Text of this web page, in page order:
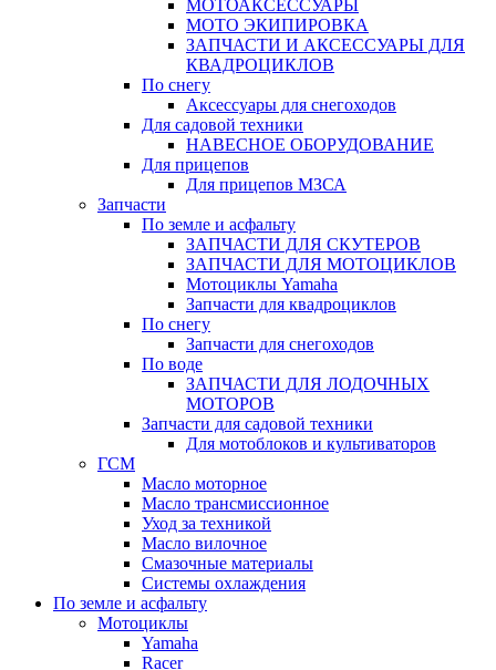
МОТОАКСЕССУАРЫ
МОТО ЭКИПИРОВКА
ЗАПЧАСТИ И АКСЕССУАРЫ ДЛЯ
КВАДРОЦИКЛОВ
По снегу
Аксессуары для снегоходов
Для садовой техники
НАВЕСНОЕ ОБОРУДОВАНИЕ
Для прицепов
Для прицепов МЗСА
Запчасти
По земле и асфальту
ЗАПЧАСТИ ДЛЯ СКУТЕРОВ
ЗАПЧАСТИ ДЛЯ МОТОЦИКЛОВ
Мотоциклы Yamaha
Запчасти для квадроциклов
По снегу
Запчасти для снегоходов
По воде
ЗАПЧАСТИ ДЛЯ ЛОДОЧНЫХ
МОТОРОВ
Запчасти для садовой техники
Для мотоблоков и культиваторов
ГСМ
Масло моторное
Масло трансмиссионное
Уход за техникой
Масло вилочное
Смазочные материалы
Системы охлаждения
По земле и асфальту
Мотоциклы
Yamaha
Racer